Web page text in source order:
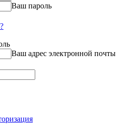
Ваш пароль
Ваш адрес электронной почты